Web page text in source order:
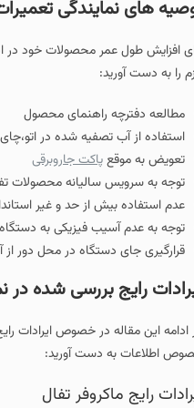
های نمایندگی
افزایش طول عمر محصولات خود در
را به دست آورید:
مطالعه دفترچه راهنمای محصول
استفاده از آب تصفیه شده در اتو،چای
تعویض به موقعپاکت جاروبرقی
توجه به سرویس سالیانه محصولات
عدم استفاده بیش از حد و غیر
توجه به عدم آسیب فیزیکی به دستگاه
قرارگیری جای دستگاه در محل دور
رایج بررسی شده در
ادامه این مقاله در خصوص ایرادات
اطلاعات به دست آورید:
رایج ماکروفر تفال